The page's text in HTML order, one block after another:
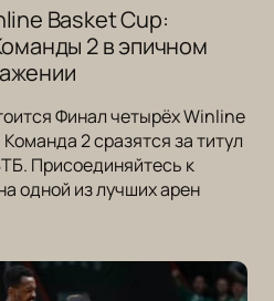
Basket Cup:
2 в эпичном
Финал четырёх Winline
2 сразятся за титул
Присоединяйтесь к
одной из лучших арен